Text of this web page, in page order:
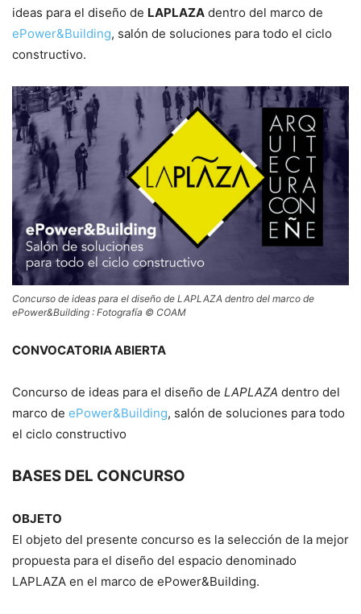
ideas para el diseño de LAPLAZA dentro del marco de
ePower&Building, salón de soluciones para todo el ciclo
constructivo.
Concurso de ideas para el diseño de LAPLAZA dentro del marco de
ePower&Building : Fotografía © COAM
CONVOCATORIA ABIERTA
Concurso de ideas para el diseño de LAPLAZA dentro del
marco de ePower&Building, salón de soluciones para todo
el ciclo constructivo
BASES DEL CONCURSO
OBJETO
El objeto del presente concurso es la selección de la mejor
propuesta para el diseño del espacio denominado
LAPLAZA en el marco de ePower&Building.